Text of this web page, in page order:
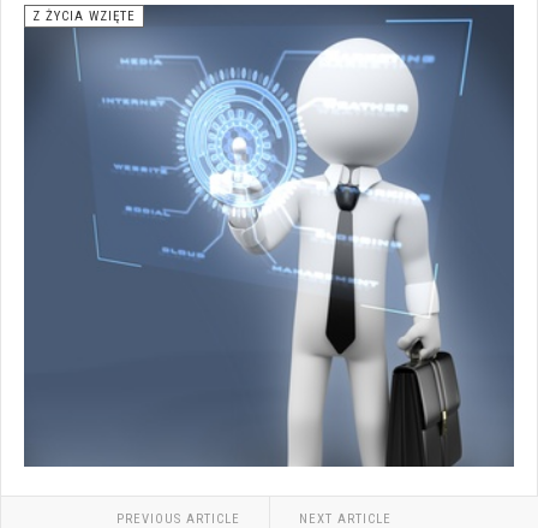
Z ŻYCIA WZIĘTE
PREVIOUS ARTICLE NEXT ARTICLE